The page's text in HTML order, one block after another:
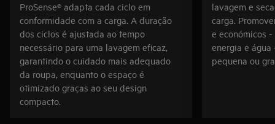
ProSense® adapta cada ciclo em
conformidade com a carga. A duração
dos ciclos é ajustada ao tempo
necessário para uma lavagem eficaz,
garantindo o cuidado mais adequado
da roupa, enquanto o espaço é
otimizado graças ao seu design
compacto.
lavagem e
carga.
e económicos
energia e água
pequena ou